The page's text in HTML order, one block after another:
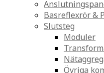
Basreflexrör &
Slutsteg
Moduler
Övriga